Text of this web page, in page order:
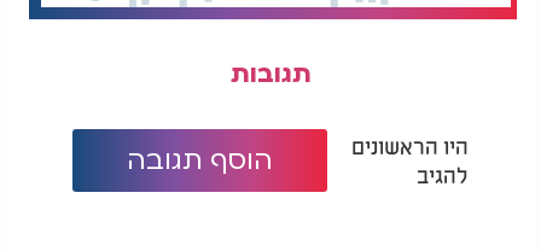
תגובות
היו הראשונים
להגיב
הוסף תגובה